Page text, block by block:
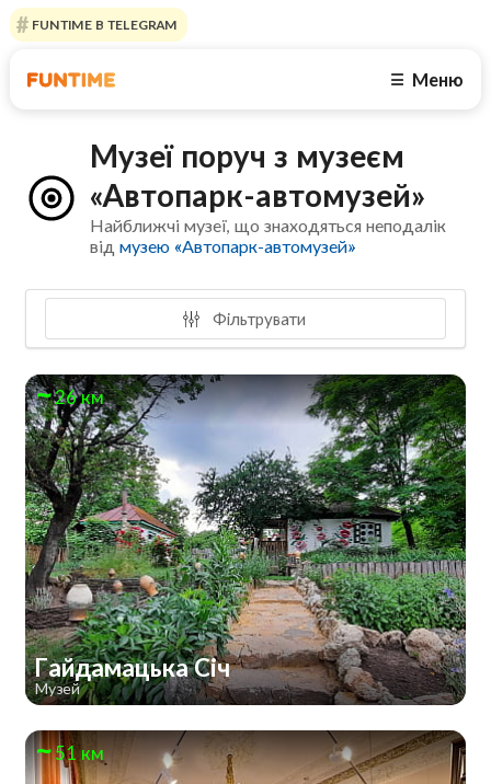
FUNTIME В TELEGRAM
☰ Меню
Музеї поруч з музеєм
«Автопарк-автомузей»
Найближчі музеї, що знаходяться неподалік
відмузею «Автопарк-автомузей»
Фільтрувати
26 км
Гайдамацька Січ
Музей
51 км